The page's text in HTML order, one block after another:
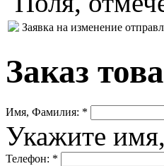
Заявка на изменение
Заказ
Имя, Фамилия: *
Укажите
Телефон: *